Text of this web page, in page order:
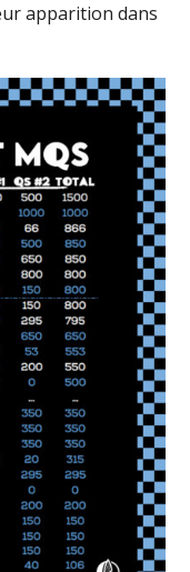
apparition dans